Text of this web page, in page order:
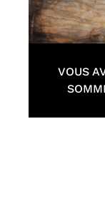
VOUS